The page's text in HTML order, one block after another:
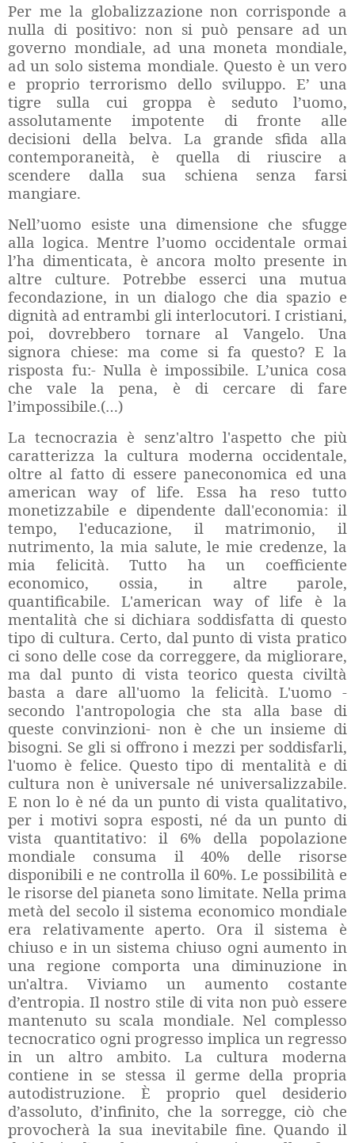
Per me la globalizzazione non corrisponde a
nulla di positivo: non si può pensare ad un
governo mondiale, ad una moneta mondiale,
ad un solo sistema mondiale. Questo è un vero
e proprio terrorismo dello sviluppo. E’ una
tigre sulla cui groppa è seduto l’uomo,
assolutamente impotente di fronte alle
decisioni della belva. La grande sfida alla
contemporaneità, è quella di riuscire a
scendere dalla sua schiena senza farsi
mangiare.
Nell’uomo esiste una dimensione che sfugge
alla logica. Mentre l’uomo occidentale ormai
l’ha dimenticata, è ancora molto presente in
altre culture. Potrebbe esserci una mutua
fecondazione, in un dialogo che dia spazio e
dignità ad entrambi gli interlocutori. I cristiani,
poi, dovrebbero tornare al Vangelo. Una
signora chiese: ma come si fa questo? E la
risposta fu:- Nulla è impossibile. L’unica cosa
che vale la pena, è di cercare di fare
l’impossibile.(…)
La tecnocrazia è senz'altro l'aspetto che più
caratterizza la cultura moderna occidentale,
oltre al fatto di essere paneconomica ed una
american way of life. Essa ha reso tutto
monetizzabile e dipendente dall'economia: il
tempo, l'educazione, il matrimonio, il
nutrimento, la mia salute, le mie credenze, la
mia felicità. Tutto ha un coefficiente
economico, ossia, in altre parole,
quantificabile. L'american way of life è la
mentalità che si dichiara soddisfatta di questo
tipo di cultura. Certo, dal punto di vista pratico
ci sono delle cose da correggere, da migliorare,
ma dal punto di vista teorico questa civiltà
basta a dare all'uomo la felicità. L'uomo -
secondo l'antropologia che sta alla base di
queste convinzioni- non è che un insieme di
bisogni. Se gli si offrono i mezzi per soddisfarli,
l'uomo è felice. Questo tipo di mentalità e di
cultura non è universale né universalizzabile.
E non lo è né da un punto di vista qualitativo,
per i motivi sopra esposti, né da un punto di
vista quantitativo: il 6% della popolazione
mondiale consuma il 40% delle risorse
disponibili e ne controlla il 60%. Le possibilità e
le risorse del pianeta sono limitate. Nella prima
metà del secolo il sistema economico mondiale
era relativamente aperto. Ora il sistema è
chiuso e in un sistema chiuso ogni aumento in
una regione comporta una diminuzione in
un'altra. Viviamo un aumento costante
d’entropia. Il nostro stile di vita non può essere
mantenuto su scala mondiale. Nel complesso
tecnocratico ogni progresso implica un regresso
in un altro ambito. La cultura moderna
contiene in se stessa il germe della propria
autodistruzione. È proprio quel desiderio
d’assoluto, d’infinito, che la sorregge, ciò che
provocherà la sua inevitabile fine. Quando il